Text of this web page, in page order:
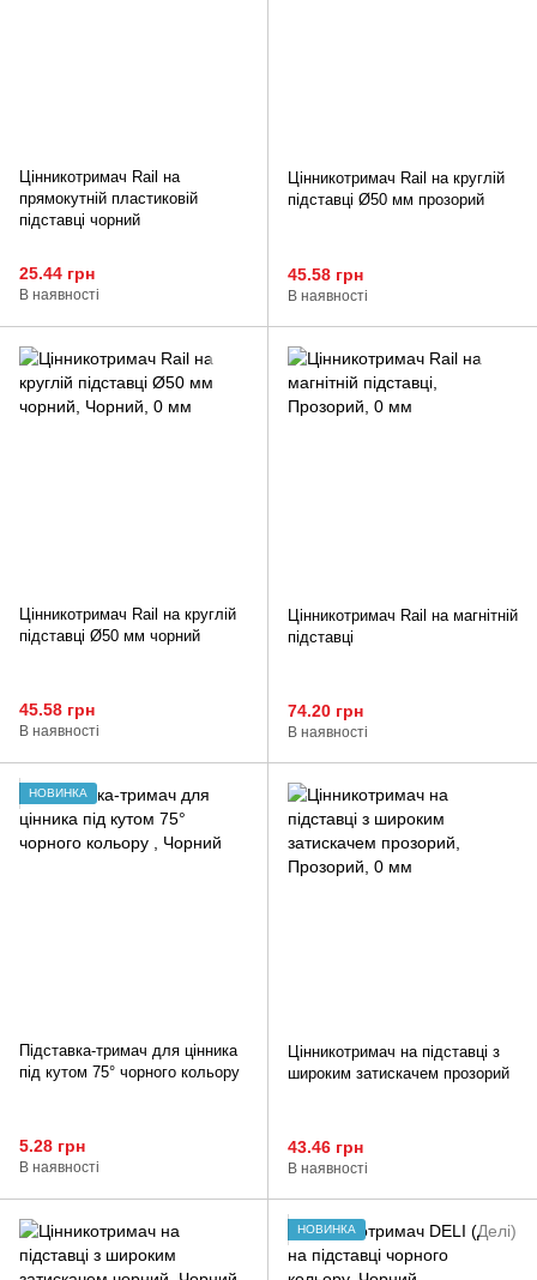
Цінникотримач Rail на
прямокутній пластиковій
підставці чорний
25.44 грн
В наявності
Цінникотримач Rail на круглій
підставці Ø50 мм прозорий
45.58 грн
В наявності
Цінникотримач Rail на круглій
підставці Ø50 мм чорний
45.58 грн
В наявності
Цінникотримач Rail на магнітній
підставці
74.20 грн
В наявності
НОВИНКА
Підставка-тримач для цінника
під кутом 75° чорного кольору
5.28 грн
В наявності
Цінникотримач на підставці з
широким затискачем прозорий
43.46 грн
В наявності
НОВИНКА